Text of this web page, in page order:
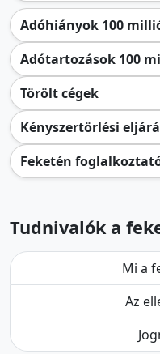
Adóhiányok 100
Adótartozások 100
Törölt cégek
Kényszertörlési
Feketén
Tudnivalók a
Mi a
Az